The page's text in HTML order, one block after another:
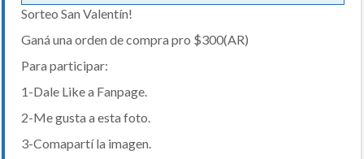
Sorteo San Valentín!
Ganá una orden de compra pro $300(AR)
Para participar:
1-Dale Like a Fanpage.
2-Me gusta a esta foto.
3-Comapartí la imagen.